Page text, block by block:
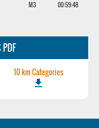
M3 00:59:48
PDF
10 km Categories
file_download